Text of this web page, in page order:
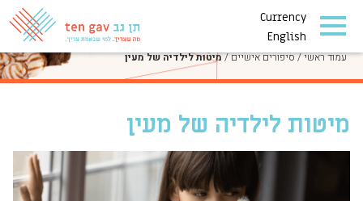
Currency
English
סיפורים אישיים
עמוד ראשי/סיפורים אישיים/מיטות לילדיה של מעין
מיטות לילדיה של מעין